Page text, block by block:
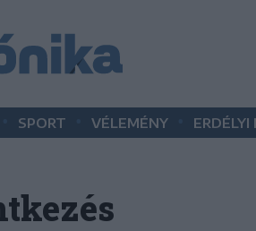
SPORT VÉLEMÉNY ERDÉLYI